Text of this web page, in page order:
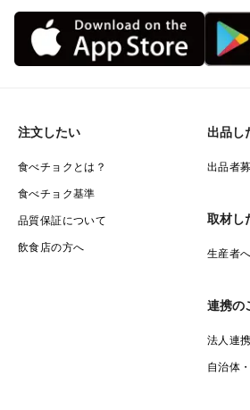
注文したい
食べチョクとは？
食べチョク基準
品質保証について
飲食店の方へ
出品し
出品者
取材し
生産者
連携の
法人連
自治体